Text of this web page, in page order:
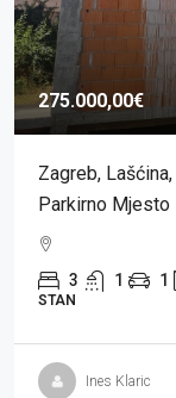
275.000,00€
Zagreb,
Parkirno Mjesto
3 1 1
STAN
Ines Klaric